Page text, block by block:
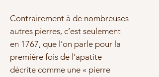
Contrairement à de nombreuses
autres pierres, c’est seulement
en 1767, que l’on parle pour la
première fois de l’apatite
décrite comme une « pierre